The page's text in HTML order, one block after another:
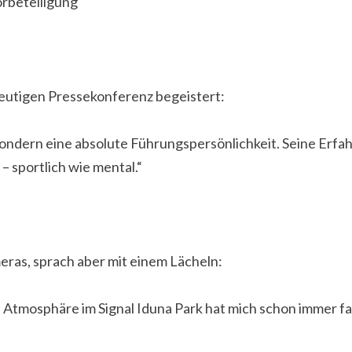
Pressekonferenz begeistert:
eine absolute Führungspersönlichkeit. Seine
sportlich wie mental.“
sprach aber mit einem Lächeln:
im Signal Iduna Park hat mich schon immer